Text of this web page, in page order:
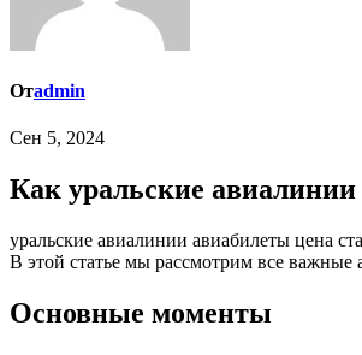
Отadmin
Сен 5, 2024
Как уральские
уральские авиалинии авиабилеты цена становится все более популярным среди тех, кто хочет сделать правильный выбор. Но как правильно вернуть билет и на что стоит обратить внимание?
В этой статье мы рассмотрим все важные
Основные моменты